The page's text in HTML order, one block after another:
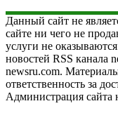
Данный сайт не
сайте ни чего не
услуги не
новостей RSS канала
newsru.com.
ответственность за
Администрация сайта